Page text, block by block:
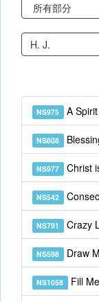
NS975 A
NS808
NS977 Christ
NS542
NS791 Crazy
NS598 Draw
NS1058 Fill